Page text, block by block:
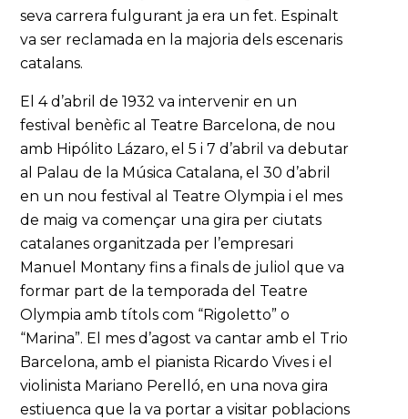
seva carrera fulgurant ja era un fet. Espinalt
va ser reclamada en la majoria dels escenaris
catalans.
El 4 d’abril de 1932 va intervenir en un
festival benèfic al Teatre Barcelona, de nou
amb Hipólito Lázaro, el 5 i 7 d’abril va debutar
al Palau de la Música Catalana, el 30 d’abril
en un nou festival al Teatre Olympia i el mes
de maig va començar una gira per ciutats
catalanes organitzada per l’empresari
Manuel Montany fins a finals de juliol que va
formar part de la temporada del Teatre
Olympia amb títols com “Rigoletto” o
“Marina”. El mes d’agost va cantar amb el Trio
Barcelona, amb el pianista Ricardo Vives i el
violinista Mariano Perelló, en una nova gira
estiuenca que la va portar a visitar poblacions